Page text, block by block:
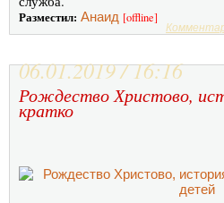
Разместил: Анаид [offline]
06.01.2019 / 16:16
Рождество Христово,
кратко